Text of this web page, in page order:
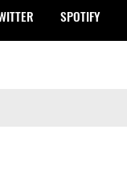
SPOTIFY